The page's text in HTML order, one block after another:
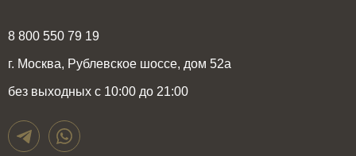
8 800 550 79 19
г. Москва, Рублевское шоссе, дом 52а
без выходных с 10:00 до 21:00